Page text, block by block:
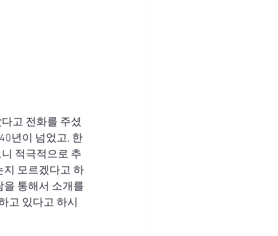
고 전화를 주셨
년이 넘었고, 한
적극적으로 추
지 모르겠다고 하
을 통해서 소개를
고 있다고 하시